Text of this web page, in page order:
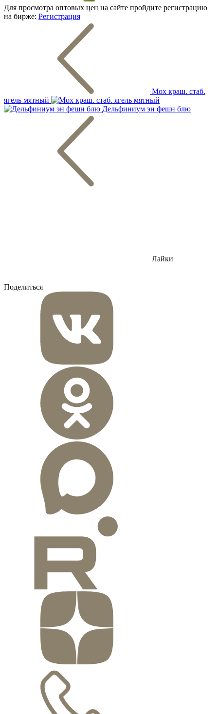
Для просмотра оптовых цен на сайте пройдите регистрацию
на бирже: Регистрация
Мох краш. стаб.
ягель мятный
Дельфиниум эн фешн блю
Лайки
Поделиться